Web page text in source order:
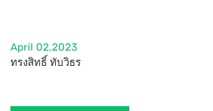
April 02,2023
ทรงสิทธิ์ ทับวิธร